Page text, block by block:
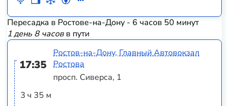
Пересадка в Ростове-на-Дону - 6 часов 50 минут
1 день 8 часовв пути
17:35
3 ч 35 м
Ростов-на-Дону, Главный Автовокзал
Ростова
просп. Сиверса, 1